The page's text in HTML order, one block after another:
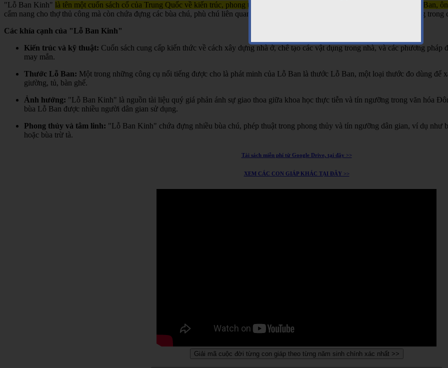
"Lỗ Ban Kinh" là tên một cuốn sách cổ của Trung Quốc về kiến trúc, phong thủy và kỹ thuật xây dựng, gắn liền với tên tuổi của Lỗ Ban,
cẩm nang cho thợ thủ công mà còn chứa đựng các bùa chú, phù chú liên quan đến việc xây nhà, làm đồ đạc, và đôi khi được sử dụng
Các khía cạnh của "Lỗ Ban Kinh"
Kiến trúc và kỹ thuật: Cuốn sách cung cấp kiến thức về cách xây dựng nhà ở, chế tạo các vật dụng trong nhà, và các phương
may mắn.
Thước Lỗ Ban: Một trong những công cụ nổi tiếng được cho là phát minh của Lỗ Ban là thước Lỗ Ban, một loại thước đo dùng để
giường, tủ, bàn ghế.
Ảnh hưởng: "Lỗ Ban Kinh" là nguồn tài liệu quý giá phản ánh sự giao thoa giữa khoa học thực tiễn và tín ngưỡng trong văn hóa
bùa Lỗ Ban được nhiều người dân gian sử dụng.
Phong thủy và tâm linh: "Lỗ Ban Kinh" chứa đựng nhiều bùa chú, phép thuật trong phong thủy và tín ngưỡng dân gian, ví dụ như
hoặc bùa trừ tà.
Tải sách miễn phí từ Google Drive, tại đây >>
XEM CÁC CON GIÁP KHÁC TẠI ĐÂY >>